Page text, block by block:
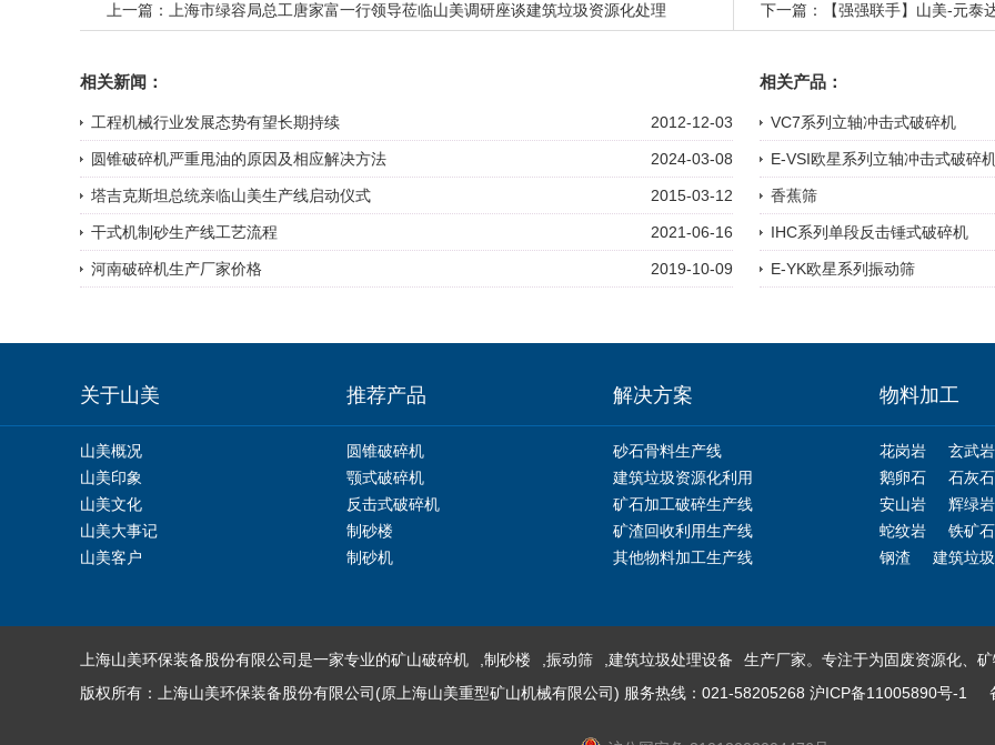
上一篇： 上海市绿容局总工唐家富一行领导莅临山美调研座谈建筑垃圾资源化处理 下一篇： 【强强联手】山美-元
相关新闻：
工程机械行业发展态势有望长期持续 2012-12-03
圆锥破碎机严重甩油的原因及相应解决方法 2024-03-08
塔吉克斯坦总统亲临山美生产线启动仪式 2015-03-12
干式机制砂生产线工艺流程 2021-06-16
河南破碎机生产厂家价格 2019-10-09
相关产品：
VC7系列立轴冲击式破碎机
E-VSI欧星系列立轴冲击式破碎
香蕉筛
IHC系列单段反击锤式破碎机
E-YK欧星系列振动筛
关于山美 推荐产品 解决方案 物料加工
山美概况
山美印象
山美文化
山美大事记
山美客户
圆锥破碎机
颚式破碎机
反击式破碎机
制砂楼
制砂机
砂石骨料生产线
建筑垃圾资源化利用
矿石加工破碎生产线
矿渣回收利用生产线
其他物料加工生产线
花岗岩
玄武岩
鹅卵石
石灰石
安山岩
辉绿岩
蛇纹岩
铁矿石
钢渣
建筑垃圾
上海山美环保装备股份有限公司是一家专业的矿山破碎机 ,制砂楼 ,振动筛 ,建筑垃圾处理设备
生产厂家。专注于为固废资源化、
版权所有：上海山美环保装备股份有限公司(原上海山美重型矿山机械有限公司) 服务热线：021-58205268 沪ICP备11005890号-1